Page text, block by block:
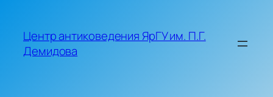
content
Центр антиковедения ЯрГУ им. П.Г.
Демидова